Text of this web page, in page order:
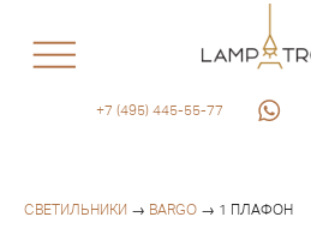
+7 (495) 445-55-77
СВЕТИЛЬНИКИ → BARGO → 1 ПЛАФОН